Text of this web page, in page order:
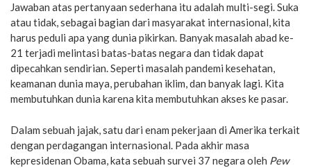
Jawaban atas pertanyaan sederhana itu adalah multi-segi. Suka
atau tidak, sebagai bagian dari masyarakat internasional, kita
harus peduli apa yang dunia pikirkan. Banyak masalah abad ke-
21 terjadi melintasi batas-batas negara dan tidak dapat
dipecahkan sendirian. Seperti masalah pandemi kesehatan,
keamanan dunia maya, perubahan iklim, dan banyak lagi. Kita
membutuhkan dunia karena kita membutuhkan akses ke pasar.
Dalam sebuah jajak, satu dari enam pekerjaan di Amerika terkait
dengan perdagangan internasional. Pada akhir masa
kepresidenan Obama, kata sebuah survei 37 negara oleh Pew